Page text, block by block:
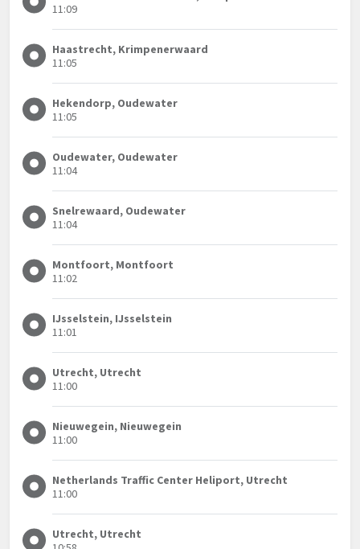
11:09
Haastrecht, Krimpenerwaard
11:05
Hekendorp, Oudewater
11:05
Oudewater, Oudewater
11:04
Snelrewaard, Oudewater
11:04
Montfoort, Montfoort
11:02
IJsselstein, IJsselstein
11:01
Utrecht, Utrecht
11:00
Nieuwegein, Nieuwegein
11:00
Netherlands Traffic Center Heliport, Utrecht
11:00
Utrecht, Utrecht